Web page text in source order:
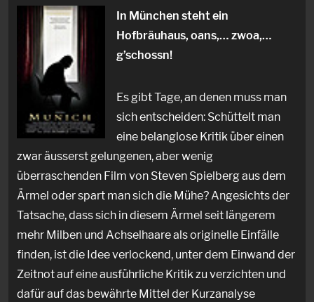
In München steht ein
Hofbräuhaus, oans,… zwoa,…
g’schossn!
Es gibt Tage, an denen muss man
sich entscheiden: Schüttelt man
eine belanglose Kritik über einen
zwar äusserst gelungenen, aber wenig
überraschenden Film von Steven Spielberg aus dem
Ärmel oder spart man sich die Mühe? Angesichts der
Tatsache, dass sich in diesem Ärmel seit längerem
mehr Milben und Achselhaare als originelle Einfälle
finden, ist die Idee verlockend, unter dem Einwand der
Zeitnot auf eine ausführliche Kritik zu verzichten und
dafür auf das bewährte Mittel der Kurzanalyse